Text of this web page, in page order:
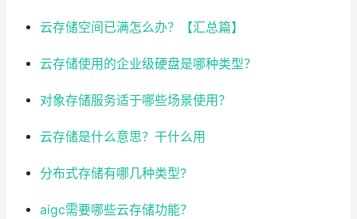
云存储空间已满怎么办？【汇总篇】
云存储使用的企业级硬盘是哪种类型？
对象存储服务适于哪些场景使用？
云存储是什么意思？干什么用
分布式存储有哪几种类型?
aigc需要哪些云存储功能？